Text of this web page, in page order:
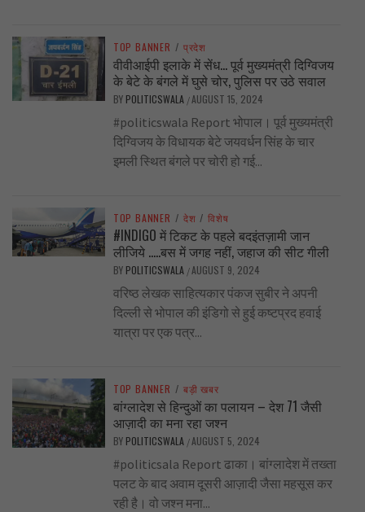
TOP BANNER / प्रदेश
वीवीआईपी इलाके में सेंध… पूर्व मुख्यमंत्री दिग्विजय
के बेटे के बंगले में घुसे चोर, पुलिस पर उठे सवाल
BY POLITICSWALA /AUGUST 15, 2024
#politicswala Report भोपाल। पूर्व मुख्यमंत्री
दिग्विजय के विधायक बेटे जयवर्धन सिंह के चार
इमली स्थित बंगले पर चोरी हो गई...
TOP BANNER / देश / विशेष
#INDIGO में टिकट के पहले बदइंतज़ामी जान
लीजिये …..बस में जगह नहीं, जहाज की सीट गीली
BY POLITICSWALA /AUGUST 9, 2024
वरिष्ठ लेखक साहित्यकार पंकज सुबीर ने अपनी
दिल्ली से भोपाल की इंडिगो से हुई कष्टप्रद हवाई
यात्रा पर एक पत्र...
TOP BANNER / बड़ी खबर
बांग्लादेश से हिन्दुओं का पलायन – देश 71 जैसी
आज़ादी का मना रहा जश्न
BY POLITICSWALA /AUGUST 5, 2024
#politicsala Report ढाका। बांग्लादेश में तख्ता
पलट के बाद अवाम दूसरी आज़ादी जैसा महसूस कर
रही है। वो जश्न मना...